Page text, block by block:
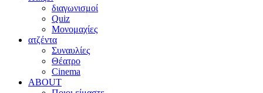
διαγωνισμοί
Quiz
Μονομαχίες
ατζέντα
Συναυλίες
Θέατρο
Cinema
ABOUT